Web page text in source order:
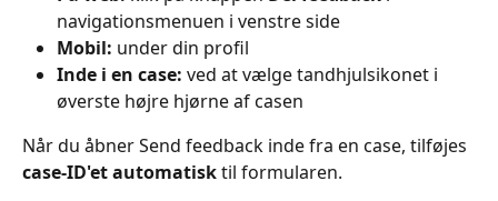
navigationsmenuen i venstre side
Mobil: under din profil
Inde i en case: ved at vælge tandhjulsikonet i
øverste højre hjørne af casen
Når du åbner Send feedback inde fra en case, tilføjes
case-ID'et automatisk til formularen.